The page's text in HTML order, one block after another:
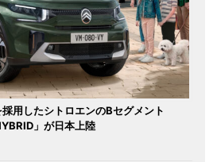
用したシトロエンのBセグメント
」が日本上陸